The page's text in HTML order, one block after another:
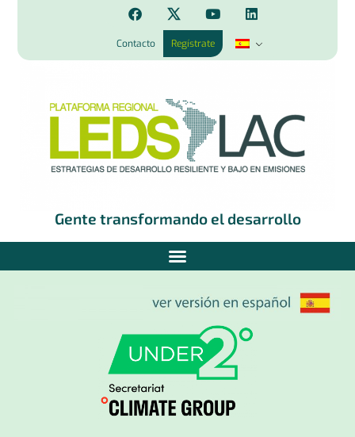
Contacto Regístrate
Gente transformando el desarrollo